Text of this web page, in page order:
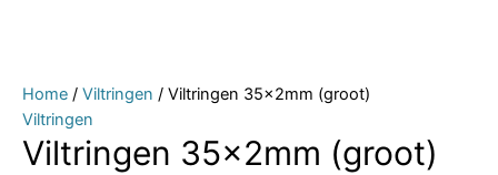
Home / Viltringen / Viltringen 35x2mm (groot)
Viltringen
Viltringen 35x2mm (groot)